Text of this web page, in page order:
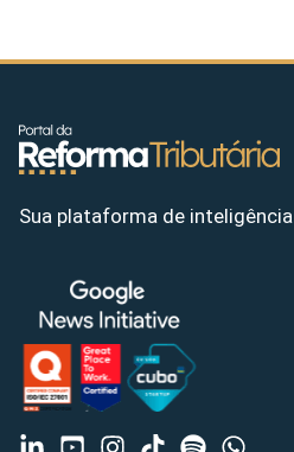
Sua plataforma de